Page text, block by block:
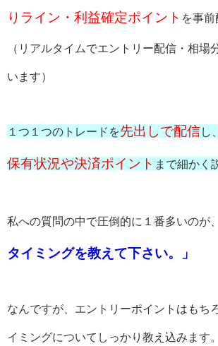
りライン・利益確定ポイント を事前
（リアルタイムでエントリー配信・相場
います）
１つ１つのトレードを先出しで配信し、
保有状況や決済ポイント まで細かく
私への質問の中で圧倒的に１番多いのが、
タイミングを教えて下さい。」
なんですが、エントリーポイントはもち
イミングについてしっかり教え込みます。